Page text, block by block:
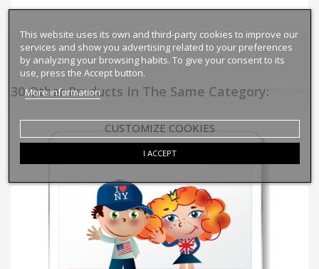
30 Other Products In The Same Category:
This website uses its own and third-party cookies to improve our
services and show you advertising related to your preferences
by analyzing your browsing habits. To give your consent to its
use, press the Accept button.
More information
CUSTOMIZE COOKIES
I ACCEPT